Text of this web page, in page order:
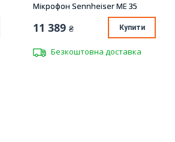
Мікрофон Sennheiser ME 35
11 389 ₴ Купити
Безкоштовна доставка